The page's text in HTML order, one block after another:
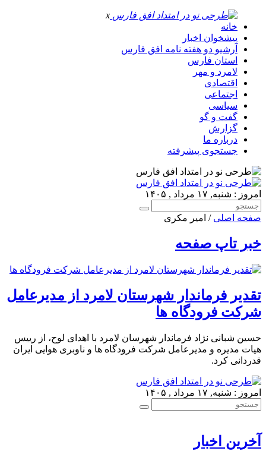
x
خانه
پیشخوان اخبار
آرشیو دو هفته نامه افق فارس
استان فارس
لامرد و مهر
اقتصادی
اجتماعی
سیاسی
گفت و گو
گزارش
درباره ما
جستجوی پیشرفته
امروز : شنبه, ۱۷ مرداد , ۱۴۰۵
صفحه اصلی / امیر مکری
خبر تاپ صفحه
تقدیر فرماندار شهرستان لامرد از مدیرعامل
شرکت فرودگاه ها
حسین شبانی نژاد فرماندار شهرسان لامرد با اهدای لوح، از رییس
هیات مدیره و مدیرعامل شرکت فرودگاه ها و ناوبری هوایی ایران
قدردانی کرد.
امروز : شنبه, ۱۷ مرداد , ۱۴۰۵
آخرین اخبار